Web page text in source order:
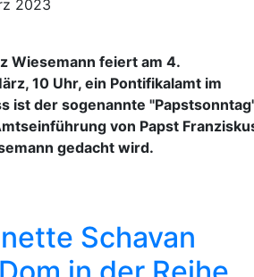
2023
Wiesemann feiert am 4.
10 Uhr, ein Pontifikalamt im
ist der sogenannte
von Papst
gedacht wird.
Schavan